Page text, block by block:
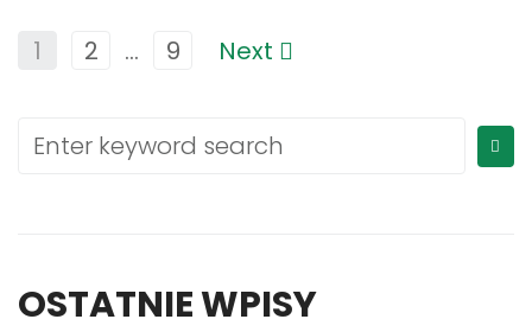
1 2 … 9 Next
OSTATNIE WPISY